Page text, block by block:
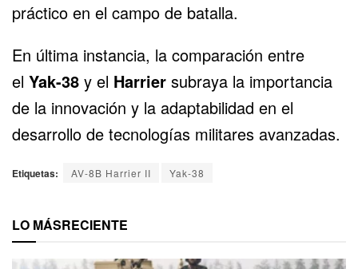
práctico en el campo de batalla.
En última instancia, la comparación entre
el Yak-38 y el Harrier subraya la importancia
de la innovación y la adaptabilidad en el
desarrollo de tecnologías militares avanzadas.
Etiquetas: AV-8B Harrier II Yak-38
LO MÁSRECIENTE